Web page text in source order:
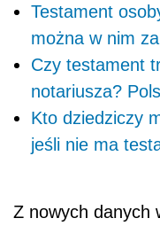
Testament
można w nim
Czy testament
notariusza?
Kto dziedziczy
jeśli nie ma
Z nowych danych